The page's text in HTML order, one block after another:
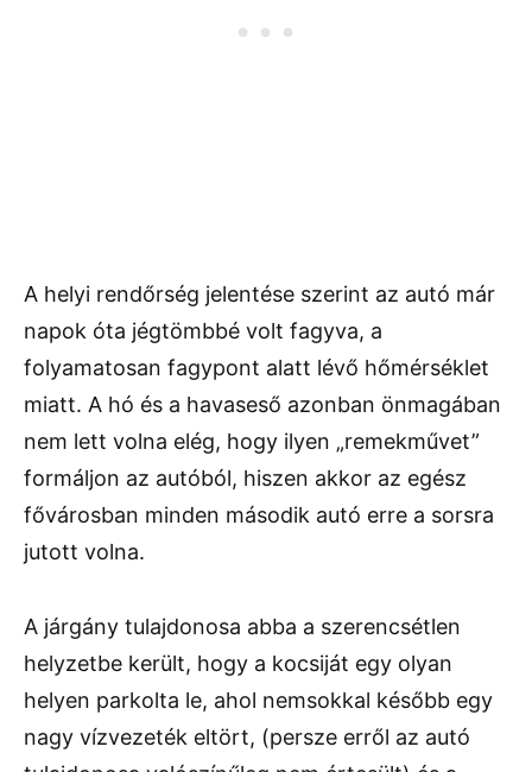
A helyi rendőrség jelentése szerint az autó már
napok óta jégtömbbé volt fagyva, a
folyamatosan fagypont alatt lévő hőmérséklet
miatt. A hó és a havaseső azonban önmagában
nem lett volna elég, hogy ilyen „remekművet”
formáljon az autóból, hiszen akkor az egész
fővárosban minden második autó erre a sorsra
jutott volna.
A járgány tulajdonosa abba a szerencsétlen
helyzetbe került, hogy a kocsiját egy olyan
helyen parkolta le, ahol nemsokkal később egy
nagy vízvezeték eltört, (persze erről az autó